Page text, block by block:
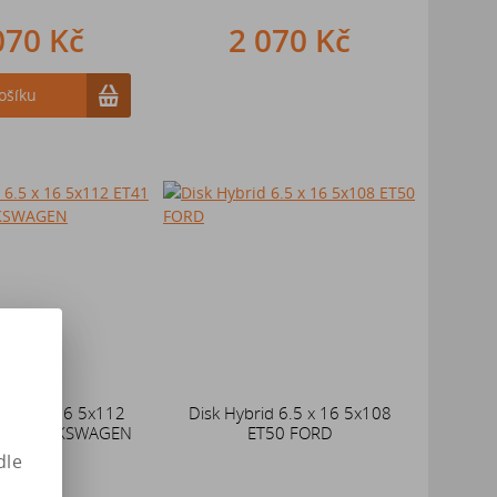
Kč 2 070 Kč
6.5 x 16 5x112
/ VOLKSWAGEN
Disk Hybrid 6.5 x 16 5x108
ET50 FORD